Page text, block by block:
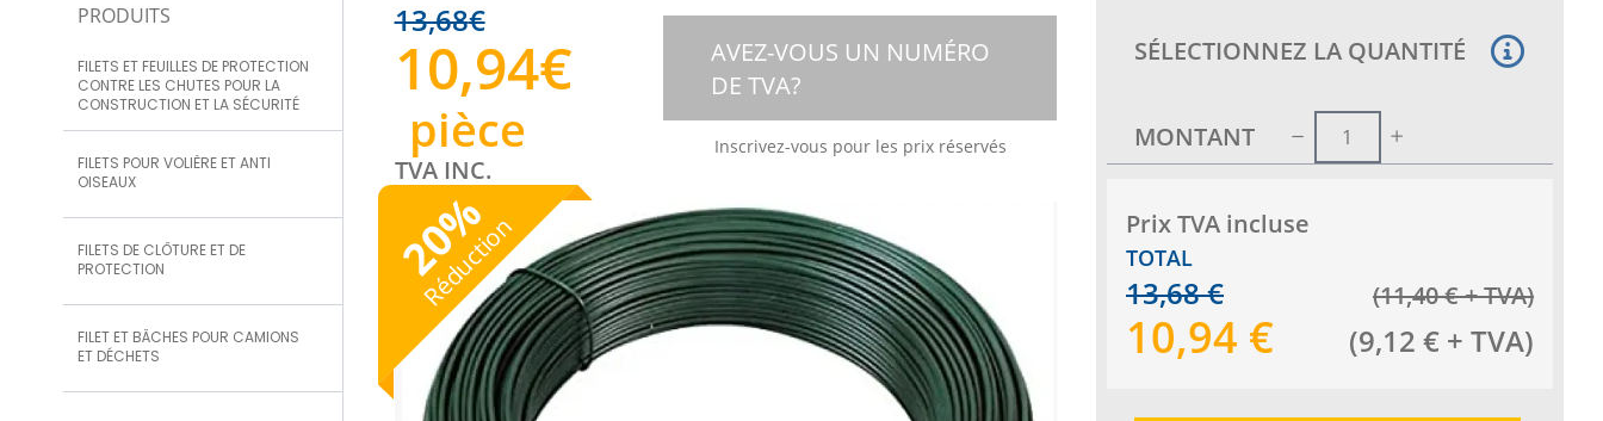
PRODUITS
FILETS ET FEUILLES DE PROTECTION
CONTRE LES CHUTES POUR LA
CONSTRUCTION ET LA SÉCURITÉ
FILETS POUR VOLIÈRE ET ANTI
OISEAUX
FILETS DE CLÔTURE ET DE
PROTECTION
FILET ET BÂCHES POUR CAMIONS
ET DÉCHETS
13,68€
10,94€
pièce
TVA INC.
AVEZ-VOUS UN NUMÉRO
DE TVA?
Inscrivez-vous pour les prix réservés
20
%
Réduction
SÉLECTIONNEZ LA QUANTITÉ
MONTANT
Prix ​​TVA incluse
TOTAL
13,68€ (11,40€+ TVA)
10,94 € (9,12 € + TVA)